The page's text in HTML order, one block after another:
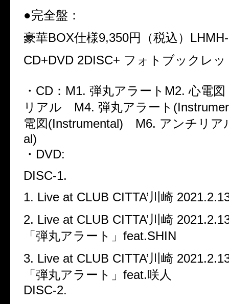
●完全盤：
豪華BOX仕様9,350円（税込）
CD+DVD 2DISC+ フォトブックレッ
・ CD ： M1. 弾丸アラート M2.心電
リアル M4. 弾丸アラート
電図(Instrumental) M6. アンチリア
al)
・ DVD:
DISC-1.
1. Live at CLUB CITTA’川崎
2. Live at CLUB CITTA’川崎
「弾丸アラート」feat.SHIN
3. Live at CLUB CITTA’川崎
「弾丸アラート」feat.咲人
DISC-2.